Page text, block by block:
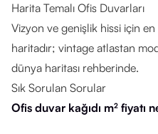
Harita Temalı Ofis Duvarları
Vizyon ve genişlik hissi için
haritadır; vintage atlastan
dünya haritası rehberinde.
Sık Sorulan Sorular
Ofis duvar kağıdı m² fiyatı